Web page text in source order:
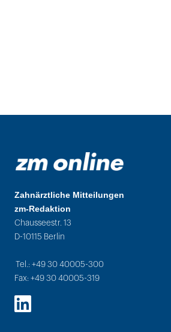
Zahnärztliche Mitteilungen
zm-Redaktion
Chausseestr. 13
D-10115 Berlin
Tel.: +49 30 40005-300
Fax: +49 30 40005-319
LinkedIn